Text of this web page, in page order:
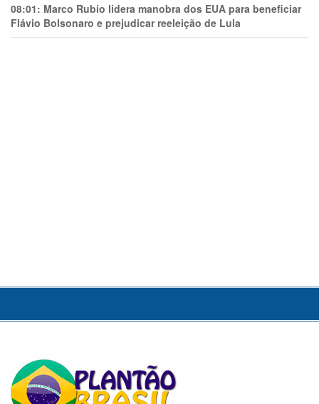
08:01: Marco Rubio lidera manobra dos EUA para beneficiar
Flávio Bolsonaro e prejudicar reeleição de Lula